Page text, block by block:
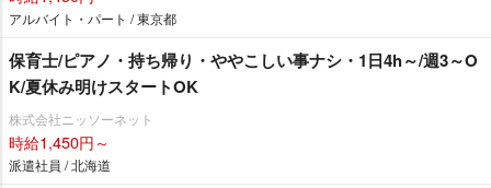
アルバイト・パート / 東京都
保育士/ピアノ・持ち帰り・ややこしい事ナシ・1日4h～/週3～O
K/夏休み明けスタートOK
株式会社ニッソーネット
時給1,450円～
派遣社員 / 北海道